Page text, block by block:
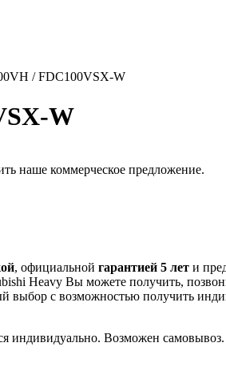
/ FDC100VSX-W
W
наше коммерческое предложение.
, официальной гарантией 5 лет и
Heavy Вы можете получить,
выбор с возможностью получить
индивидуально. Возможен